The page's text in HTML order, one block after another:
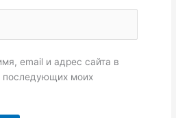
email и адрес сайта в
последующих моих